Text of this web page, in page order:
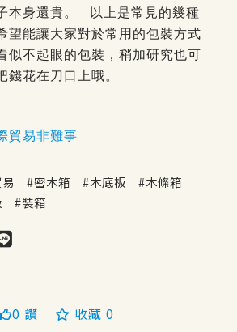
本身還貴。
以上是常見的幾種
望能讓大家對於常用的包裝方式
似不起眼的包裝，稍加研究也可
錢花在刀口上哦。
貿易非難事
密木箱 木底板
木條箱
裝箱
0 讚 收藏 0